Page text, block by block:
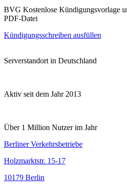
BVG Kostenlose Kündigungsvorlage
PDF-Datei
Kündigungsschreiben ausfüllen
Serverstandort in Deutschland
Aktiv seit dem Jahr 2013
Über 1 Million Nutzer im Jahr
Berliner Verkehrsbetriebe
Holzmarktstr. 15-17
10179 Berlin